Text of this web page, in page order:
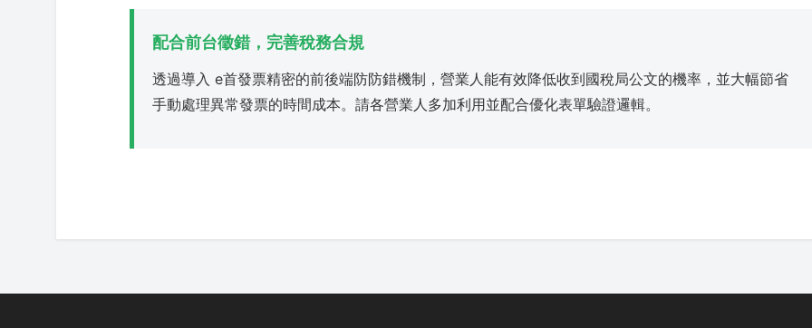
配合前台徵錯，完善稅務合規
透過導入 e首發票精密的前後端防防錯機制，營業人能有效降低收到國稅局公文的機率，並大幅節省
手動處理異常發票的時間成本。請各營業人多加利用並配合優化表單驗證邏輯。